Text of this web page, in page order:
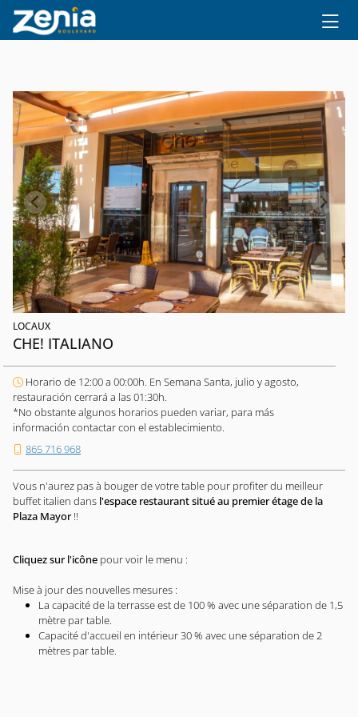
Ir al contenido principal
LOCAUX
CHE! ITALIANO
Horario de 12:00 a 00:00h. En Semana Santa, julio y agosto,
restauración cerrará a las 01:30h.
*No obstante algunos horarios pueden variar, para más
información contactar con el establecimiento.
865 716 968
Vous n'aurez pas à bouger de votre table pour profiter du meilleur
buffet italien dans l'espace restaurant situé au premier étage de la
Plaza Mayor!!
Cliquez sur l'icône pour voir le menu :
Mise à jour des nouvelles mesures :
La capacité de la terrasse est de 100 % avec une séparation de 1,5
mètre par table.
Capacité d'accueil en intérieur 30 % avec une séparation de 2
mètres par table.